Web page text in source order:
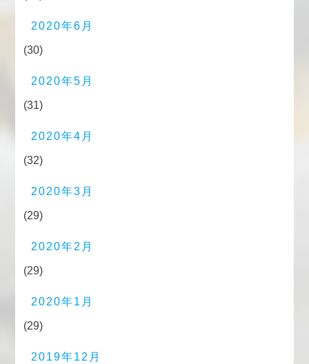
2020年6月
(30)
2020年5月
(31)
2020年4月
(32)
2020年3月
(29)
2020年2月
(29)
2020年1月
(29)
2019年12月